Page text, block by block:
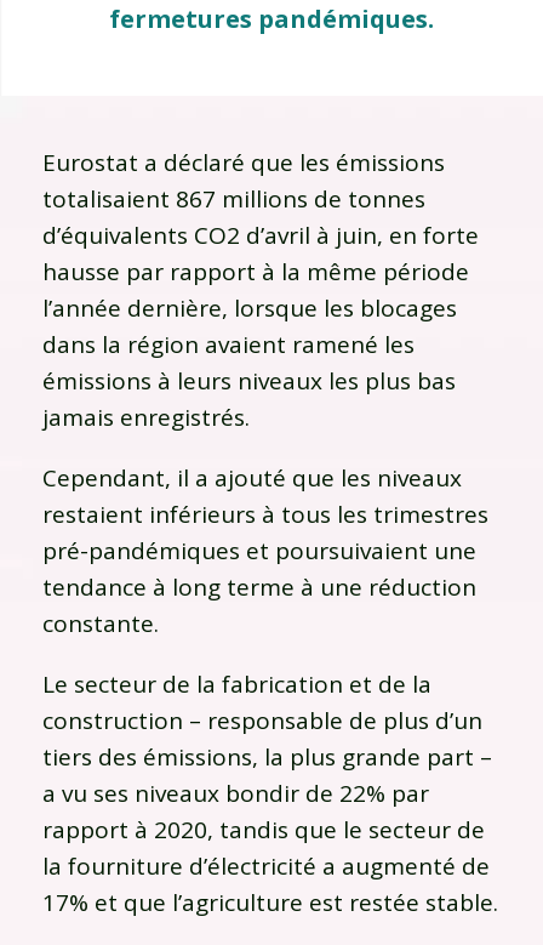
fermetures pandémiques.
Eurostat a déclaré que les émissions
totalisaient 867 millions de tonnes
d’équivalents CO2 d’avril à juin, en forte
hausse par rapport à la même période
l’année dernière, lorsque les blocages
dans la région avaient ramené les
émissions à leurs niveaux les plus bas
jamais enregistrés.
Cependant, il a ajouté que les niveaux
restaient inférieurs à tous les trimestres
pré-pandémiques et poursuivaient une
tendance à long terme à une réduction
constante.
Le secteur de la fabrication et de la
construction – responsable de plus d’un
tiers des émissions, la plus grande part –
a vu ses niveaux bondir de 22% par
rapport à 2020, tandis que le secteur de
la fourniture d’électricité a augmenté de
17% et que l’agriculture est restée stable.